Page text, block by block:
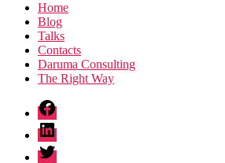
Home
Blog
Talks
Contacts
Daruma Consulting
The Right Way
fb
linkedin
twitter